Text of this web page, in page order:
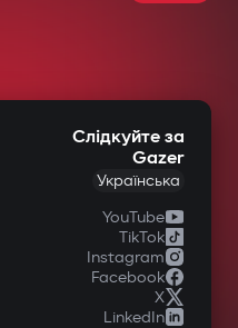
Слідкуйте за
Gazer
Українська
YouTube
TikTok
Instagram
Facebook
X
LinkedIn